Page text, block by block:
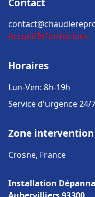
Accueil Informations
Horaires
Lun-Ven: 8h-19h
Service d'urgence 24/
Zone intervention
Crosne, France
Installation